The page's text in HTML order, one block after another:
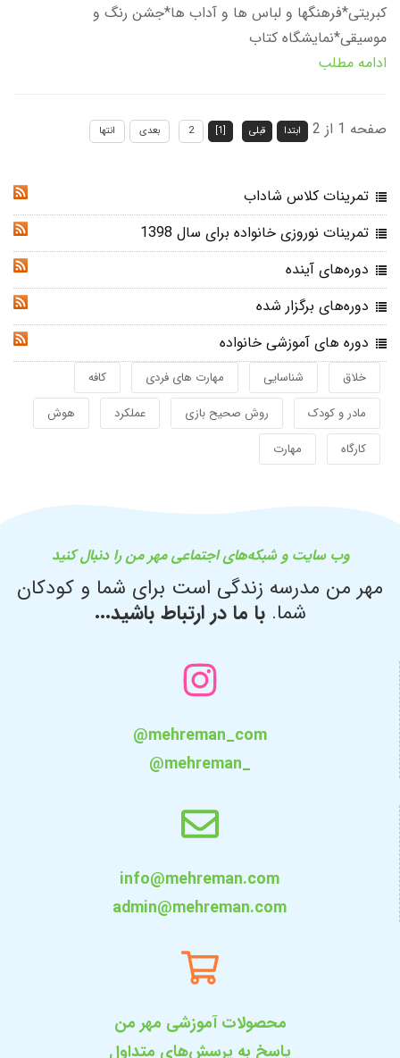
کبریتی*فرهنگها و لباس ها و آداب ها*جشن رنگ و
موسیقی*نمایشگاه کتاب
ادامه مطلب
صفحه 1 از 2 ابتدا قبلی [1]
2 بعدی انتها
تمرینات کلاس شاداب
تمرینات نوروزی خانواده برای سال 1398
دوره‌های آینده
دوره‌های برگزار شده
دوره های آموزشی خانواده
خلاق شناسایی مهارت های فردی
کافه
مادر و کودک
روش صحیح بازی عملکرد
هوش
کارگاه
مهارت
وب سایت و شبکه‌های اجتماعی مهر من را دنبال کنید
مهر من مدرسه زندگی است برای شما و کودکان
شما. با ما در ارتباط باشید...
@mehreman_com
@mehreman_
info@mehreman.com
admin@mehreman.com
محصولات آموزشی مهر من
پاسخ به پرسش‌های متداول